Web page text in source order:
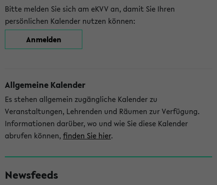
Bitte melden Sie sich am eKVV an, damit Sie Ihren
persönlichen Kalender nutzen können:
Anmelden
Allgemeine Kalender
Es stehen allgemein zugängliche Kalender zu
Veranstaltungen, Lehrenden und Räumen zur Verfügung.
Informationen darüber, wo und wie Sie diese Kalender
abrufen können, finden Sie hier.
Newsfeeds